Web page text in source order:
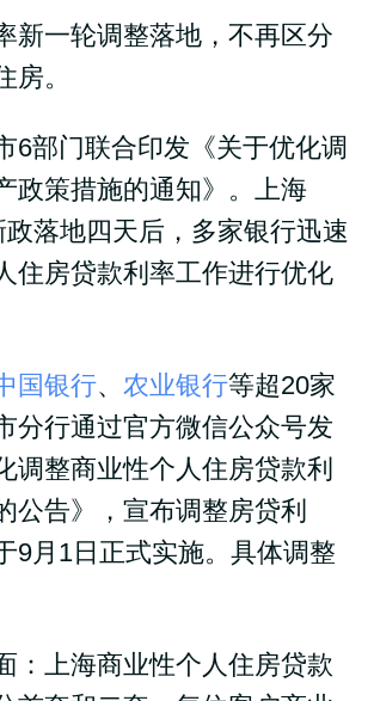
新一轮调整落地，不再区分
房。
6部门联合印发《关于优化调
政策措施的通知》。上海
政落地四天后，多家银行迅速
住房贷款利率工作进行优化
国银行、 农业银行等超20家
分行通过官方微信公众号发
调整商业性个人住房贷款利
公告》，宣布调整房贷利
9月1日正式实施。具体调整
：上海商业性个人住房贷款